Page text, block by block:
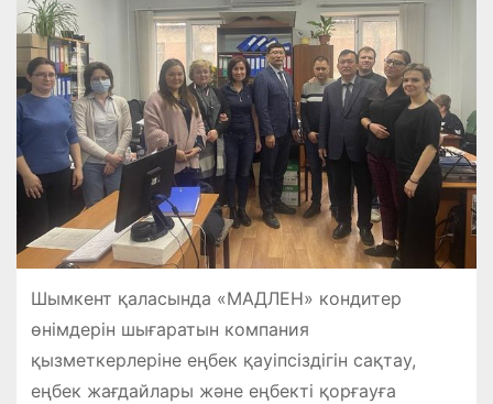
Шымкент қаласында «МАДЛЕН» кондитер
өнімдерін шығаратын компания
қызметкерлеріне еңбек қауіпсіздігін сақтау,
еңбек жағдайлары және еңбекті қорғауға